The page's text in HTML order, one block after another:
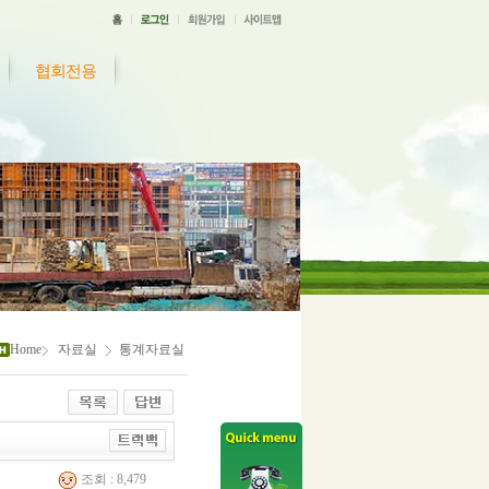
협회전용
Home 자료실 통계자료실
조회 : 8,479